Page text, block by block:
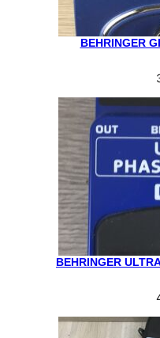
BEHRINGER
BEHRINGER